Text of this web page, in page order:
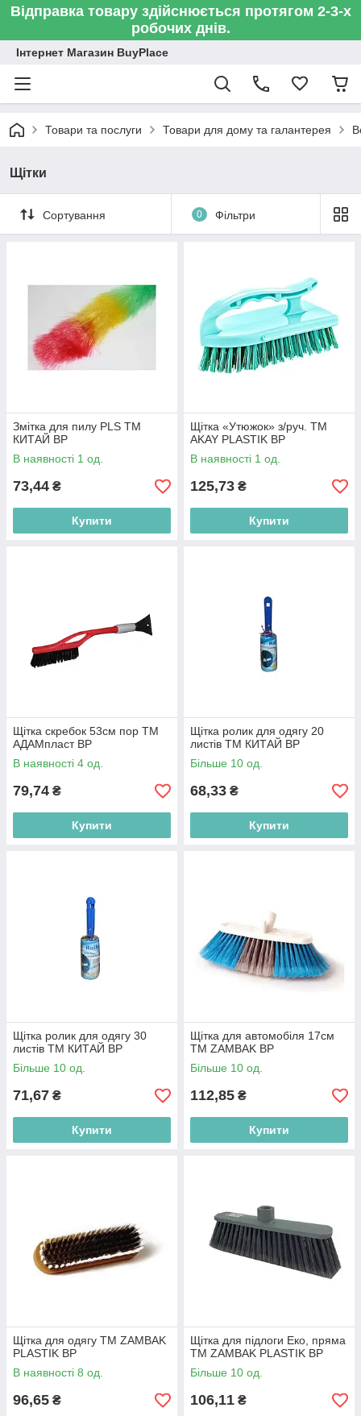
Відправка товару здійснюється протягом 2-3-х
робочих днів.
Інтернет Магазин BuyPlace
Товари та послуги Товари для дому та галантерея
Щітки
Сортування 0 Фільтри
Змітка для пилу PLS ТМ
КИТАЙ BP
В наявності 1 од.
73,44 ₴
Купити
Щітка «Утюжок» з/руч. ТМ
AKAY PLASTIK BP
В наявності 1 од.
125,73 ₴
Купити
Щітка скребок 53см пор ТМ
АДАМпласт BP
В наявності 4 од.
79,74 ₴
Купити
Щітка ролик для одягу 20
листів ТМ КИТАЙ BP
Більше 10 од.
68,33 ₴
Купити
Щітка ролик для одягу 30
листів ТМ КИТАЙ BP
Більше 10 од.
71,67 ₴
Купити
Щітка для автомобіля 17см
ТМ ZAMBAK BP
Більше 10 од.
112,85 ₴
Купити
Щітка для одягу ТМ ZAMBAK
PLASTIK BP
В наявності 8 од.
96,65 ₴
Щітка для підлоги Еко, пряма
ТМ ZAMBAK PLASTIK BP
Більше 10 од.
106,11 ₴